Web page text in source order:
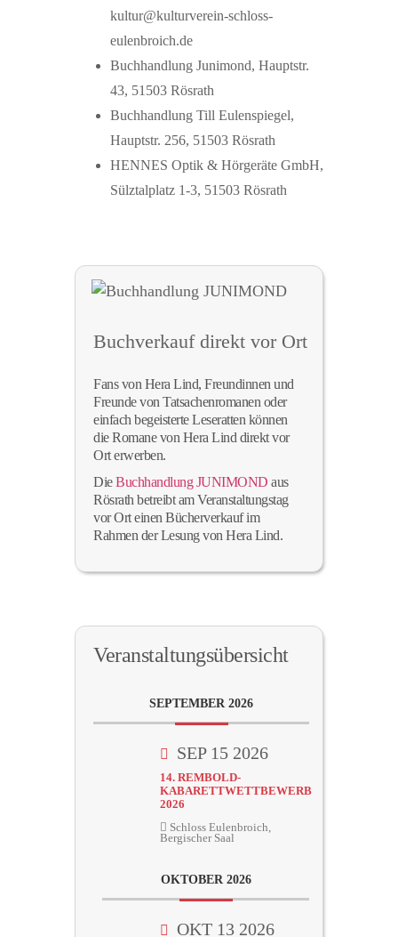
kultur@kulturverein-schloss-
eulenbroich.de
Buchhandlung Junimond, Hauptstr.
43, 51503 Rösrath
Buchhandlung Till Eulenspiegel,
Hauptstr. 256, 51503 Rösrath
HENNES Optik & Hörgeräte GmbH,
Sülztalplatz 1-3, 51503 Rösrath
Buchverkauf direkt vor Ort
Fans von Hera Lind, Freundinnen und
Freunde von Tatsachenromanen oder
einfach begeisterte Leseratten können
die Romane von Hera Lind direkt vor
Ort erwerben.
DieBuchhandlung JUNIMOND aus
Rösrath betreibt am Veranstaltungstag
vor Ort einen Bücherverkauf im
Rahmen der Lesung von Hera Lind.
Veranstaltungsübersicht
SEPTEMBER 2026
SEP 15 2026
14. REMBOLD-
KABARETTWETTBEWERB
2026
Schloss Eulenbroich,
Bergischer Saal
OKTOBER 2026
OKT 13 2026